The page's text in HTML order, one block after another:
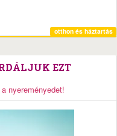
otthon és háztartás
EZT
nyereményedet!